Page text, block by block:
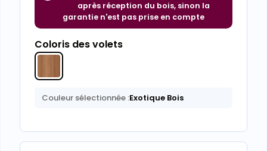
après réception du bois, sinon la
garantie n'est pas prise en compte
Coloris des volets
Couleur sélectionnée :Exotique Bois